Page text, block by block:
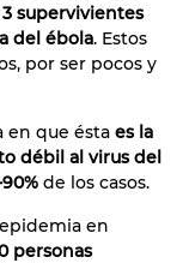
supervivientes
del ébola. Estos
por ser pocos y
en que ésta es la
débil al virus del
de los casos.
en
personas